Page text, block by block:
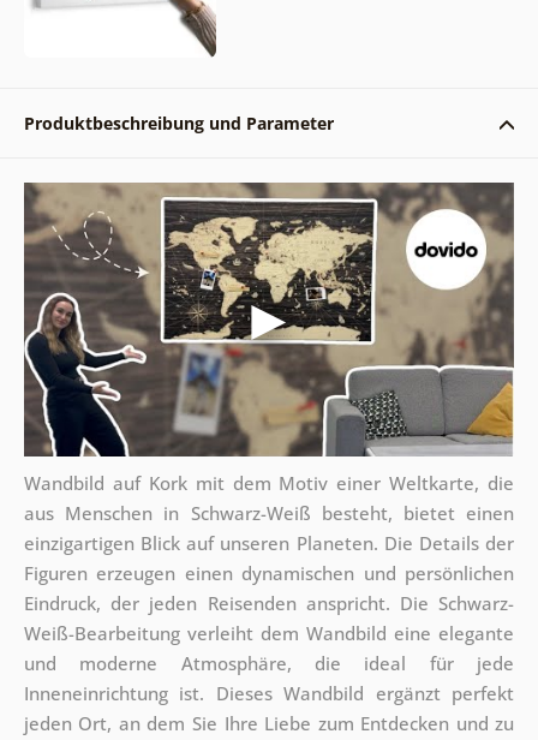
Produktbeschreibung und Parameter
Wandbild auf Kork mit dem Motiv einer Weltkarte, die
aus Menschen in Schwarz-Weiß besteht, bietet einen
einzigartigen Blick auf unseren Planeten. Die Details der
Figuren erzeugen einen dynamischen und persönlichen
Eindruck, der jeden Reisenden anspricht. Die Schwarz-
Weiß-Bearbeitung verleiht dem Wandbild eine elegante
und moderne Atmosphäre, die ideal für jede
Inneneinrichtung ist. Dieses Wandbild ergänzt perfekt
jeden Ort, an dem Sie Ihre Liebe zum Entdecken und zu